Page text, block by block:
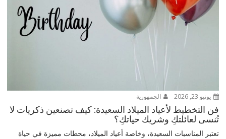
يونيو 23, 2026 الجمهورية
فن التخطيط لأعياد الميلاد السعيدة: كيف تصنعين ذكريات لا
تُنسى لعائلتكِ وشريك حياتكِ؟
تعتبر المناسبات السعيدة، وخاصة أعياد الميلاد، محطات مميزة في حياة